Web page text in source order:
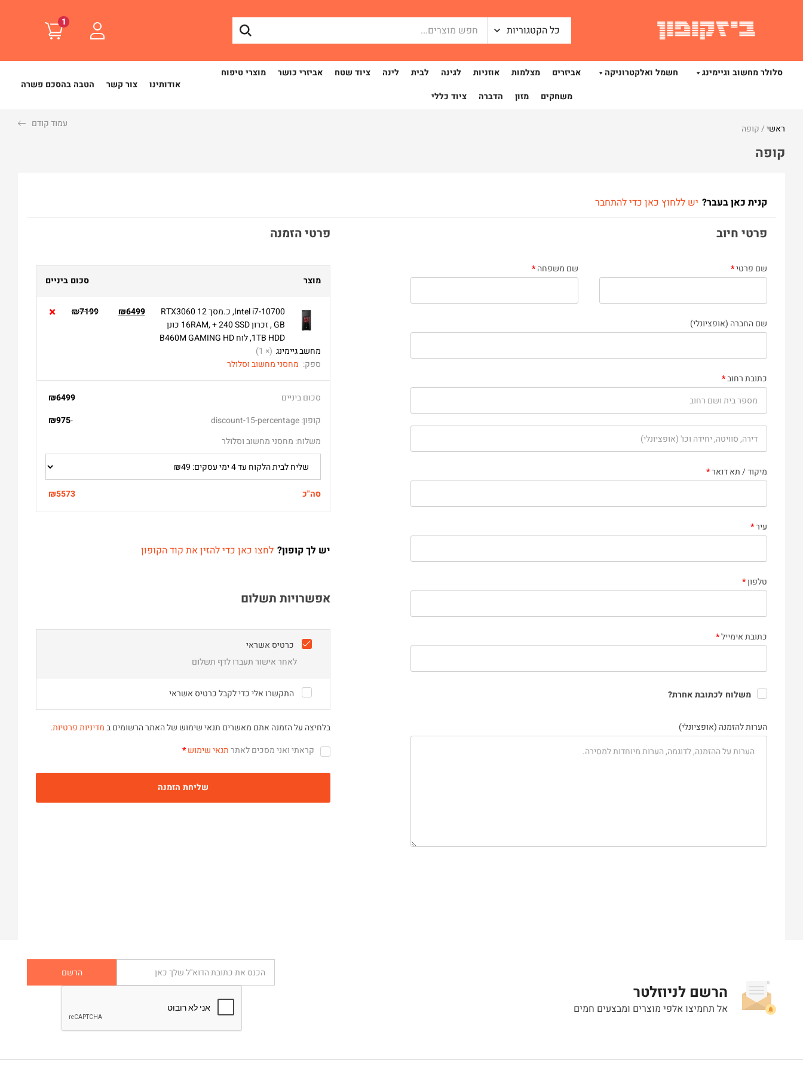
כל הקטגוריות
1
סלולר מחשוב וגיימינג חשמל ואלקטרוניקה אביזרים מצלמות אוזניות לגינה לבית לינה ציוד שטח אביזרי כושר
מוצרי טיפוח
משחקים
מזון הדברה ציוד כללי
אודותינו צור קשר הטבה בהסכם פשרה
ראשי/קופה עמוד קודם
קופה
קנית כאן בעבר? יש ללחוץ כאן כדי להתחבר
פרטי חיוב‫
שם פרטי* שם משפחה*
שם החברה (אופציונלי)
כתובת רחוב*
מיקוד / תא דואר*
עיר*
טלפון*
כתובת אימייל*
משלוח לכתובת אחרת?
הערות להזמנה (אופציונלי)
פרטי הזמנה
מוצר סכום ביניים
Intel i7-10700, כ.מסך RTX3060 12
GB , זכרון 16RAM, + 240 SSD כונן
1TB HDD, לוח B460M GAMING HD
מחשב גיימינג × 1
ספק: מחסני מחשוב וסלולר
₪6499
₪7199
×
סכום ביניים ₪6499
קופון: discount-15-percentage
-
₪975
משלוח: מחסני מחשוב וסלולר
סה"כ ₪5573
יש לך קופון? לחצו כאן כדי להזין את קוד הקופון
אפשרויות תשלום
כרטיס אשראי
לאחר אישור תעברו לדף תשלום
התקשרו אלי כדי לקבל כרטיס אשראי
בלחיצה על הזמנה אתם מאשרים תנאי שימוש של האתר הרשומים במדיניות פרטיות.
קראתי ואני מסכים לאתרתנאי שימוש *
שליחת הזמנה
הרשם לניוזלטר
אל תחמיצו אלפי מוצרים ומבצעים חמים